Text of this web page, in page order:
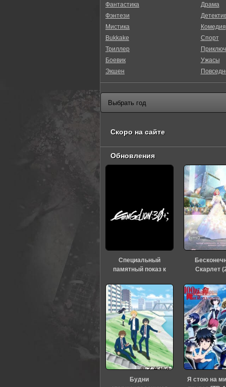
Фантастика
Фэнтези
Мистика
Bukkake
Триллер
Боевик
Экшен
Драма
Комедия
Спорт
Ужасы
Скоро на сайте
Обновления
Специальный
памятный показ к
«Евангелиона» (2026)
Скарлет
Будни
Я стою на